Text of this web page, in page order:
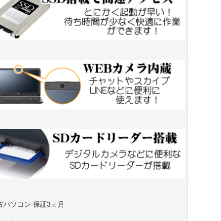
パソコン 保証3ヵ月